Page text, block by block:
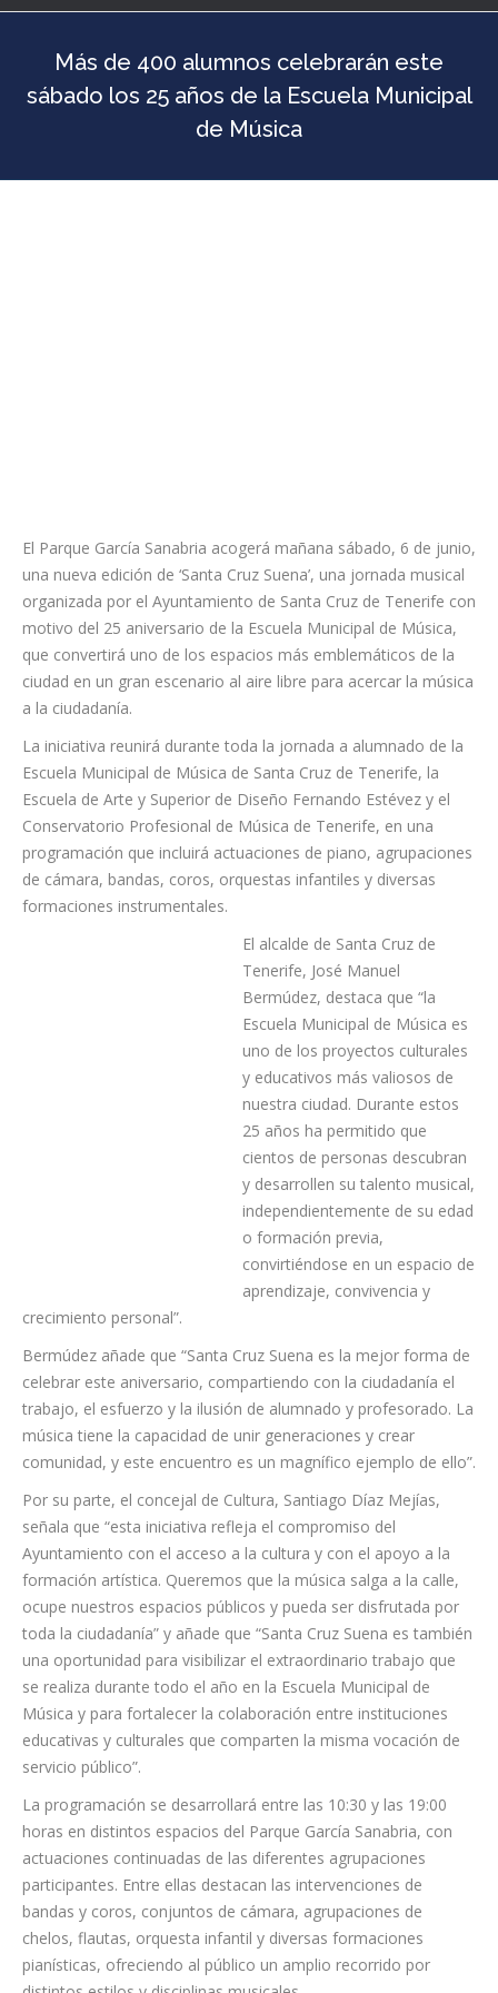
Más de 400 alumnos celebrarán este
de Música
El Parque García Sanabria acogerá mañana sábado, 6 de junio,
una nueva edición de ‘Santa Cruz Suena’, una jornada musical
organizada por el Ayuntamiento de Santa Cruz de Tenerife con
motivo del 25 aniversario de la Escuela Municipal de Música,
que convertirá uno de los espacios más emblemáticos de la
ciudad en un gran escenario al aire libre para acercar la música
a la ciudadanía.
La iniciativa reunirá durante toda la jornada a alumnado de la
Escuela Municipal de Música de Santa Cruz de Tenerife, la
Escuela de Arte y Superior de Diseño Fernando Estévez y el
Conservatorio Profesional de Música de Tenerife, en una
programación que incluirá actuaciones de piano, agrupaciones
de cámara, bandas, coros, orquestas infantiles y diversas
El alcalde de Santa Cruz de
Tenerife, José Manuel
Bermúdez, destaca que “la
Escuela Municipal de Música es
uno de los proyectos culturales
y educativos más valiosos de
nuestra ciudad. Durante estos
25 años ha permitido que
cientos de personas descubran
y desarrollen su talento musical,
independientemente de su edad
o formación previa,
aprendizaje, convivencia y
crecimiento personal”.
Bermúdez añade que “Santa Cruz Suena es la mejor forma de
celebrar este aniversario, compartiendo con la ciudadanía el
trabajo, el esfuerzo y la ilusión de alumnado y profesorado. La
música tiene la capacidad de unir generaciones y crear
comunidad, y este encuentro es un magnífico ejemplo de ello”.
Por su parte, el concejal de Cultura, Santiago Díaz Mejías,
señala que “esta iniciativa refleja el compromiso del
Ayuntamiento con el acceso a la cultura y con el apoyo a la
formación artística. Queremos que la música salga a la calle,
ocupe nuestros espacios públicos y pueda ser disfrutada por
toda la ciudadanía” y añade que “Santa Cruz Suena es también
una oportunidad para visibilizar el extraordinario trabajo que
se realiza durante todo el año en la Escuela Municipal de
Música y para fortalecer la colaboración entre instituciones
educativas y culturales que comparten la misma vocación de
servicio público”.
La programación se desarrollará entre las 10:30 y las 19:00
horas en distintos espacios del Parque García Sanabria, con
actuaciones continuadas de las diferentes agrupaciones
participantes. Entre ellas destacan las intervenciones de
bandas y coros, conjuntos de cámara, agrupaciones de